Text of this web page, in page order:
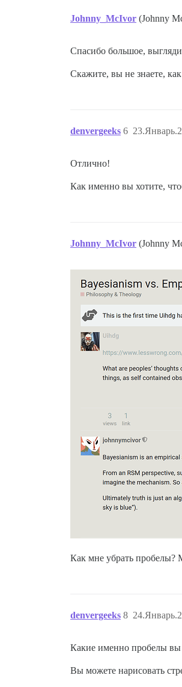
max-width: 146px
Johnny_McIvor (Johnny
Спасибо большое,
Скажите, вы не знаете,
denvergeeks 6
Отлично!
Как именно вы хотите,
Johnny_McIvor (Johnny
Как мне убрать пробелы?
denvergeeks 8
Какие именно пробелы вы
Вы можете нарисовать